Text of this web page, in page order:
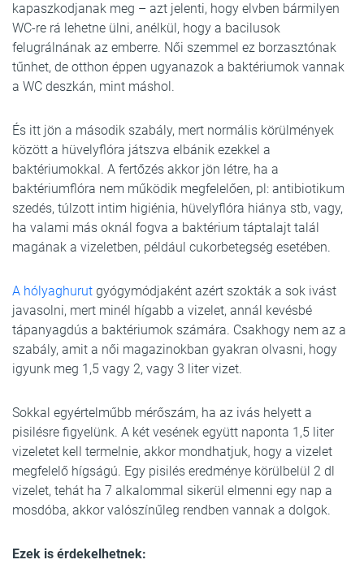
kapaszkodjanak meg – azt jelenti, hogy elvben bármilyen
WC-re rá lehetne ülni, anélkül, hogy a bacilusok
felugrálnának az emberre. Női szemmel ez borzasztónak
tűnhet, de otthon éppen ugyanazok a baktériumok vannak
a WC deszkán, mint máshol.
És itt jön a második szabály, mert normális körülmények
között a hüvelyflóra játszva elbánik ezekkel a
baktériumokkal. A fertőzés akkor jön létre, ha a
baktériumflóra nem működik megfelelően, pl: antibiotikum
szedés, túlzott intim higiénia, hüvelyflóra hiánya stb, vagy,
ha valami más oknál fogva a baktérium táptalajt talál
magának a vizeletben, például cukorbetegség esetében.
A hólyaghurut gyógymódjaként azért szokták a sok ivást
javasolni, mert minél hígabb a vizelet, annál kevésbé
tápanyagdús a baktériumok számára. Csakhogy nem az a
szabály, amit a női magazinokban gyakran olvasni, hogy
igyunk meg 1,5 vagy 2, vagy 3 liter vizet.
Sokkal egyértelműbb mérőszám, ha az ivás helyett a
pisilésre figyelünk. A két vesének együtt naponta 1,5 liter
vizeletet kell termelnie, akkor mondhatjuk, hogy a vizelet
megfelelő hígságú. Egy pisilés eredménye körülbelül 2 dl
vizelet, tehát ha 7 alkalommal sikerül elmenni egy nap a
mosdóba, akkor valószínűleg rendben vannak a dolgok.
Ezek is érdekelhetnek: